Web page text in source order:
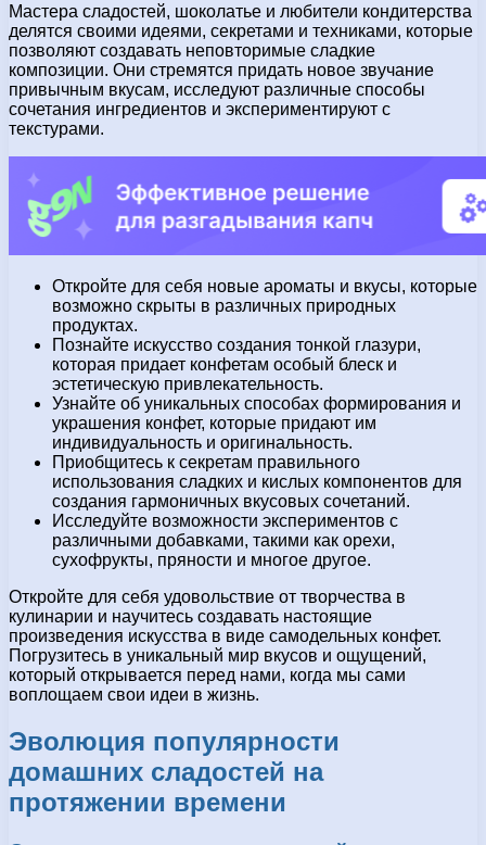
Мастера сладостей, шоколатье и любители кондитерства
делятся своими идеями, секретами и техниками, которые
позволяют создавать неповторимые сладкие
композиции. Они стремятся придать новое звучание
привычным вкусам, исследуют различные способы
сочетания ингредиентов и экспериментируют с
текстурами.
Откройте для себя новые ароматы и вкусы, которые
возможно скрыты в различных природных
продуктах.
Познайте искусство создания тонкой глазури,
которая придает конфетам особый блеск и
эстетическую привлекательность.
Узнайте об уникальных способах формирования и
украшения конфет, которые придают им
индивидуальность и оригинальность.
Приобщитесь к секретам правильного
использования сладких и кислых компонентов для
создания гармоничных вкусовых сочетаний.
Исследуйте возможности экспериментов с
различными добавками, такими как орехи,
сухофрукты, пряности и многое другое.
Откройте для себя удовольствие от творчества в
кулинарии и научитесь создавать настоящие
произведения искусства в виде самодельных конфет.
Погрузитесь в уникальный мир вкусов и ощущений,
который открывается перед нами, когда мы сами
воплощаем свои идеи в жизнь.
Эволюция популярности
домашних сладостей на
протяжении времени